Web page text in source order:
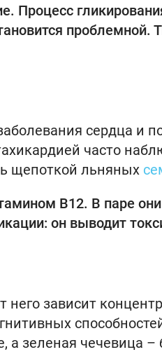
Процесс
проблемной.
сердца и
часто
щепоткой льняных
В12. В паре
он выводит
зависит
зеленая чечевица –